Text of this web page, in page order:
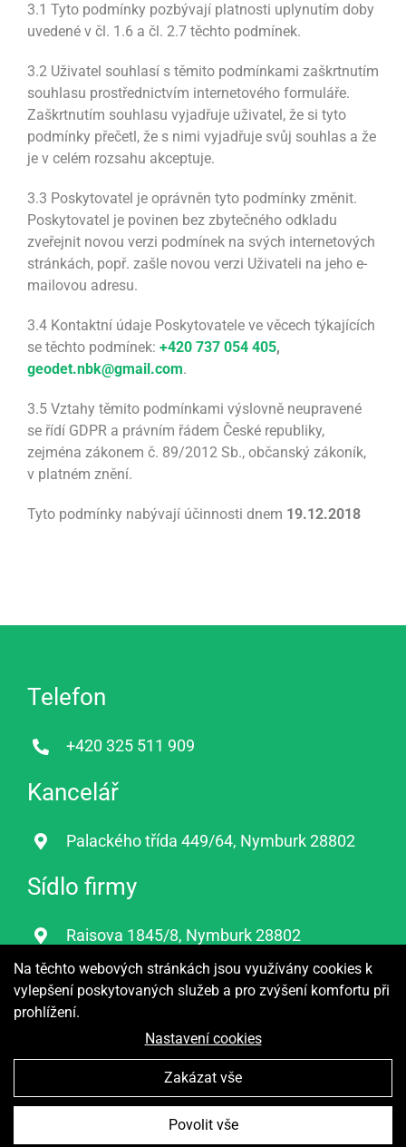
3.1 Tyto podmínky pozbývají platnosti uplynutím doby
uvedené v čl. 1.6 a čl. 2.7 těchto podmínek.
3.2 Uživatel souhlasí s těmito podmínkami zaškrtnutím
souhlasu prostřednictvím internetového formuláře.
Zaškrtnutím souhlasu vyjadřuje uživatel, že si tyto
podmínky přečetl, že s nimi vyjadřuje svůj souhlas a že
je v celém rozsahu akceptuje.
3.3 Poskytovatel je oprávněn tyto podmínky změnit.
Poskytovatel je povinen bez zbytečného odkladu
zveřejnit novou verzi podmínek na svých internetových
stránkách, popř. zašle novou verzi Uživateli na jeho e-
mailovou adresu.
3.4 Kontaktní údaje Poskytovatele ve věcech týkajících
se těchto podmínek: +420 737 054 405,
geodet.nbk@gmail.com.
3.5 Vztahy těmito podmínkami výslovně neupravené
se řídí GDPR a právním řádem České republiky,
zejména zákonem č. 89/2012 Sb., občanský zákoník,
v platném znění.
Tyto podmínky nabývají účinnosti dnem 19.12.2018
Telefon
+420 325 511 909
Kancelář
Palackého třída 449/64, Nymburk 28802
Sídlo firmy
Raisova 1845/8, Nymburk 28802
E-mail
geodet.nbk@gmail.com
Geodeti-Nymburk © 2018 | Vytvořeno digitální agenturou
Na těchto webových stránkách jsou využívány cookies k
vylepšení poskytovaných služeb a pro zvýšení komfortu při
prohlížení.
Nastavení cookies
Zakázat vše
Povolit vše